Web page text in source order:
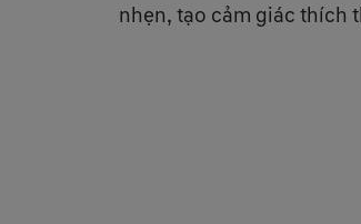
nhẹn, tạo cảm giác thích